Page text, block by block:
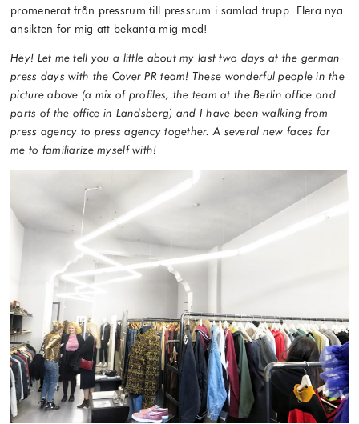
promenerat från pressrum till pressrum i samlad trupp. Flera nya
ansikten för mig att bekanta mig med!
Hey! Let me tell you a little about my last two days at the german
press days with the Cover PR team! These wonderful people in the
picture above (a mix of profiles, the team at the Berlin office and
parts of the office in Landsberg) and I have been walking from
press agency to press agency together. A several new faces for
me to familiarize myself with!